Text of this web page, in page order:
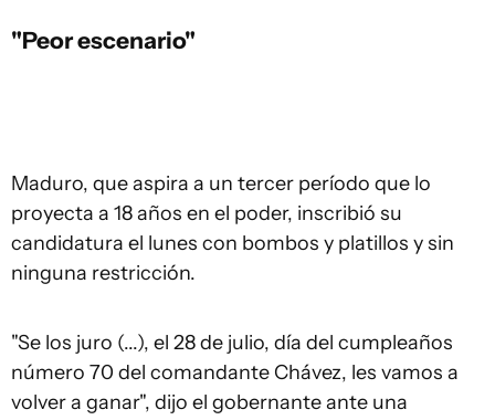
"Peor escenario"
Maduro, que aspira a un tercer período que lo
proyecta a 18 años en el poder, inscribió su
candidatura el lunes con bombos y platillos y sin
ninguna restricción.
"Se los juro (...), el 28 de julio, día del cumpleaños
número 70 del comandante Chávez, les vamos a
volver a ganar", dijo el gobernante ante una